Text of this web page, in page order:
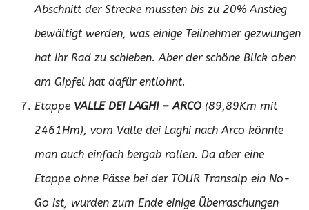
Abschnitt der Strecke mussten bis zu 20% Anstieg
bewältigt werden, was einige Teilnehmer gezwungen
hat ihr Rad zu schieben. Aber der schöne Blick oben
am Gipfel hat dafür entlohnt.
Etappe VALLE DEI LAGHI – ARCO (89,89Km mit
2461Hm), vom Valle dei Laghi nach Arco könnte
man auch einfach bergab rollen. Da aber eine
Etappe ohne Pässe bei der TOUR Transalp ein No-
Go ist, wurden zum Ende einige Überraschungen